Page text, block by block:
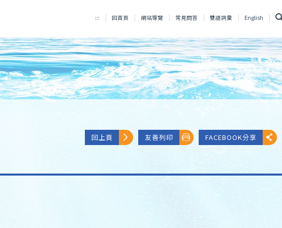
::: 回首頁 網站導覽 常見問答 雙語詞彙 English
回上頁 友善列印 FACEBOOK分享